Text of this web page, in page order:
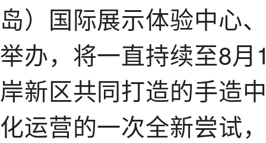
岛）国际展示体验中心
举办，将一直持续至8
岸新区共同打造的手造
化运营的一次全新尝试